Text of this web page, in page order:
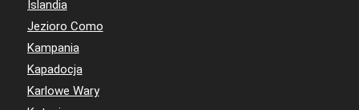
Islandia
Jezioro Como
Kampania
Kapadocja
Karlowe Wary